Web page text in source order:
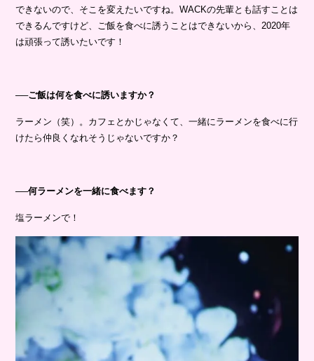
できないので、そこを変えたいですね。WACKの先輩とも話すことは
できるんですけど、ご飯を食べに誘うことはできないから、2020年
は頑張って誘いたいです！
──ご飯は何を食べに誘いますか？
ラーメン（笑）。カフェとかじゃなくて、一緒にラーメンを食べに行
けたら仲良くなれそうじゃないですか？
──何ラーメンを一緒に食べます？
塩ラーメンで！